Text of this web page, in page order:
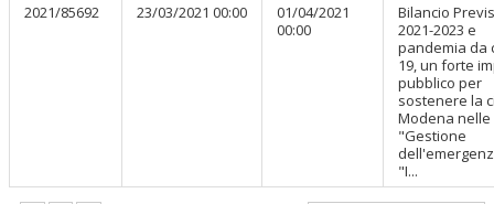
2021/85692
23/03/2021 00:00
01/04/2021
00:00
Bilancio
2021-2023 e
pandemia da
19, un forte
pubblico per
sostenere la
Modena
"Gestione
"I...